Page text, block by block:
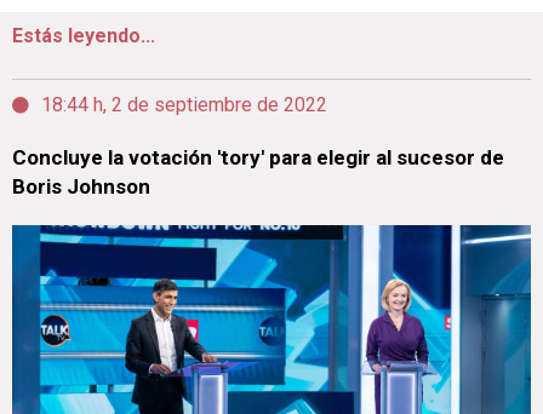
Estás leyendo...
18:44 h, 2 de septiembre de 2022
Concluye la votación 'tory' para elegir al sucesor de
Boris Johnson